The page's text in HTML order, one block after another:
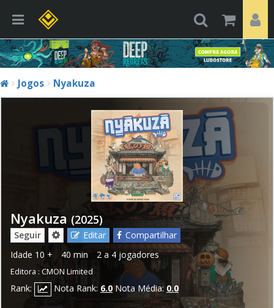
Jogos Nyakuza
Nyakuza (2025)
Seguir Editar
Compartilhar
Idade 10 + 40 min 2 a 4 jogadores
Editora : CMON Limited
Rank: Nota Rank: 6.0 Nota Média: 0.0